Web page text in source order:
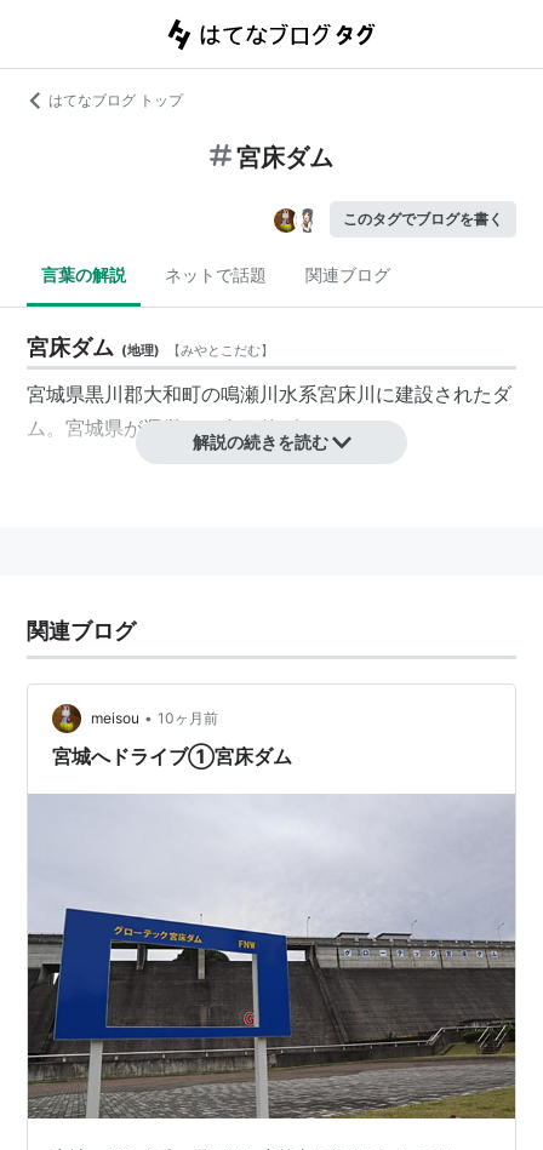
はてなブログ トップ
宮床ダム
このタグでブログを書く
言葉の解説 ネットで話題 関連ブログ
宮床ダム (地理) 【みやとこだむ】
宮城県黒川郡大和町の鳴瀬川水系宮床川に建設されたダ
ム。宮城県が運営する多目的ダムである。
解説の続きを読む
関連ブログ
meisou • 10ヶ月前
宮城へドライブ①宮床ダム